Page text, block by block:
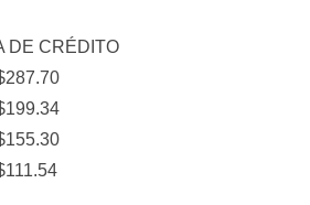
DE CRÉDITO